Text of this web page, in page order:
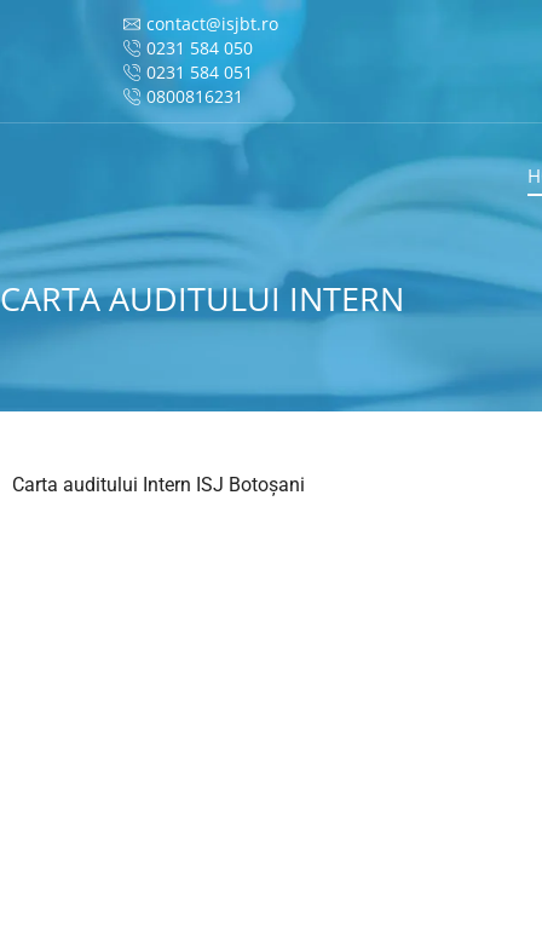
contact@isjbt.ro
0231 584 050
0231 584 051
0800816231
CARTA AUDITULUI INTERN
Carta auditului Intern ISJ Botoșani